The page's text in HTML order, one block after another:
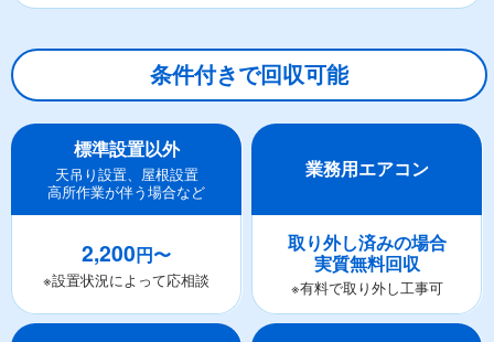
条件付きで回収可能
標準設置以外
天吊り設置、屋根設置
高所作業が伴う場合など
2,200円〜
※設置状況によって応相談
業務用エアコン
取り外し済みの場合
実質無料回収
※有料で取り外し工事可